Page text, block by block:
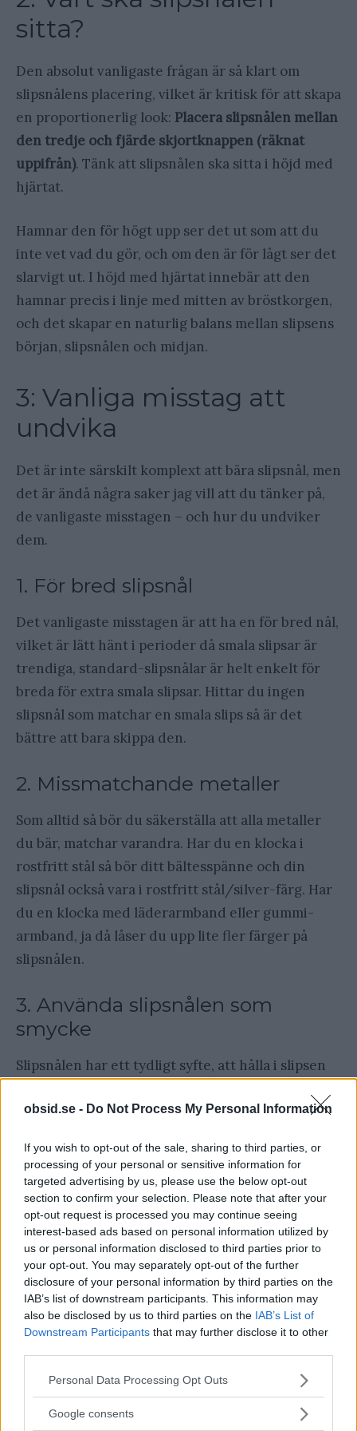
obsid.se - Do Not Process My Personal Information
If you wish to opt-out of the sale, sharing to third parties, or
processing of your personal or sensitive information for
targeted advertising by us, please use the below opt-out
section to confirm your selection. Please note that after your
opt-out request is processed you may continue seeing
interest-based ads based on personal information utilized by
us or personal information disclosed to third parties prior to
your opt-out. You may separately opt-out of the further
disclosure of your personal information by third parties on the
IAB’s list of downstream participants. This information may
also be disclosed by us to third parties on the IAB’s List of
Downstream Participants that may further disclose it to other
Please note that this website/app uses one or more Google
not limited to your visit or usage behaviour. You may click to
Personal Data Processing Opt Outs
Google consents
sitta?
Den absolut vanligaste frågan är så klart om
slipsnålens placering, vilket är kritisk för att skapa
en proportionerlig look: Placera slipsnålen mellan
den tredje och fjärde skjortknappen (räknat
uppifrån). Tänk att slipsnålen ska sitta i höjd med
hjärtat.
Hamnar den för högt upp ser det ut som att du
inte vet vad du gör, och om den är för lågt ser det
slarvigt ut. I höjd med hjärtat innebär att den
hamnar precis i linje med mitten av bröstkorgen,
och det skapar en naturlig balans mellan slipsens
början, slipsnålen och midjan.
3: Vanliga misstag att
undvika
Det är inte särskilt komplext att bära slipsnål, men
det är ändå några saker jag vill att du tänker på,
de vanligaste misstagen – och hur du undviker
dem.
1. För bred slipsnål
Det vanligaste misstagen är att ha en för bred nål,
vilket är lätt hänt i perioder då smala slipsar är
trendiga, standard-slipsnålar är helt enkelt för
breda för extra smala slipsar. Hittar du ingen
slipsnål som matchar en smala slips så är det
bättre att bara skippa den.
2. Missmatchande metaller
Som alltid så bör du säkerställa att alla metaller
du bär, matchar varandra. Har du en klocka i
rostfritt stål så bör ditt bältesspänne och din
slipsnål också vara i rostfritt stål/silver-färg. Har
du en klocka med läderarmband eller gummi-
armband, ja då låser du upp lite fler färger på
slipsnålen.
3. Använda slipsnålen som
smycke
Slipsnålen har ett tydligt syfte, att hålla i slipsen
dig. Så gör inte misstaget att fästa nålen enbart i
slipsnålen kommer flyga omkring tillsammans
med din slips när du rör dig. Fäst den i skjortan
helt enkelt.
4. Spexig slipsnål med andra
spexiga detaljer
Självklart kan du ha en slipsnål i ett kul och udda
mönster, något som verkligen sticker ut. Men då
bör du undvika spexighet i andra delar av din
outfit, t.ex. dina manschettknappar
, din slips, din
skjorta, dina skor osv. Välj en sak att spexa till, och
håll resten neutralt, det kommer alltid vara